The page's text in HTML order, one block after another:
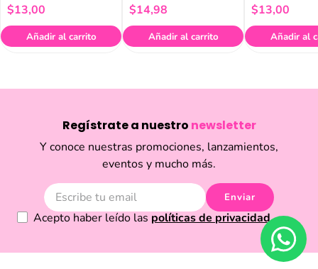
$13,00
Añadir al carrito
$14,98
Añadir al carrito
$13,00
Añadir al
Regístrate a nuestro newsletter
Y conoce nuestras promociones, lanzamientos,
eventos y mucho más.
Enviar
Acepto haber leído las políticas de privacidad.